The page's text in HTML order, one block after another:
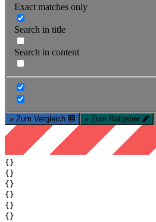
Exact matches only
Search in title
Search in content
» Zum Vergleich » Zum Ratgeber
{}
{}
{}
{}
{}
{}